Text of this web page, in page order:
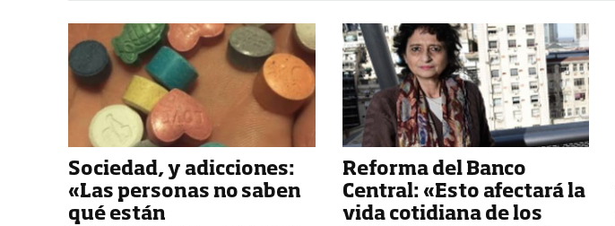
Sociedad, y adicciones:
«Las personas no saben
qué están
Reforma del Banco
Central: «Esto afectará la
vida cotidiana de los